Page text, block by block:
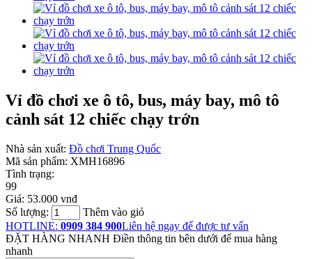
Vỉ đồ chơi xe ô tô, bus, máy bay, mô tô
cảnh sát 12 chiếc chạy trớn
Nhà sản xuất: Đồ chơi Trung Quốc
Mã sản phẩm: XMH16896
Tình trạng:
99
Giá: 53.000 vnđ
Số lượng:
Thêm vào giỏ
HOTLINE: 0909 384 900Liên hệ ngay để được tư vấn
ĐẶT HÀNG NHANH Điền thông tin bên dưới để mua hàng
nhanh